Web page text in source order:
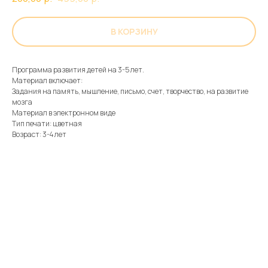
В КОРЗИНУ
Программа развития детей на 3-5 лет.
Материал включает:
Задания на память, мышление, письмо, счет, творчество, на развитие
мозга
Материал в электронном виде
Тип печати: цветная
Возраст: 3-4 лет